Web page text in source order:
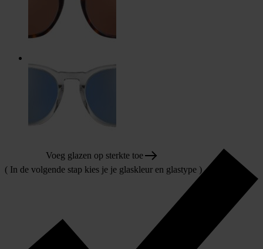
Voeg glazen op sterkte toe
( In de volgende stap kies je je glaskleur en glastype )